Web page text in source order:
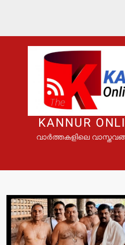
KANNUR
വാർത്തകളിലെ